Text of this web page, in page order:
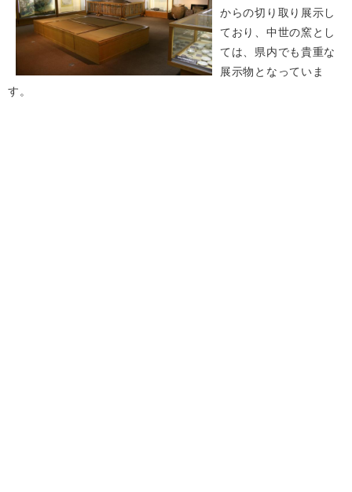
からの切り取り展示し
ており、中世の窯とし
ては、県内でも貴重な
展示物となっていま
す。